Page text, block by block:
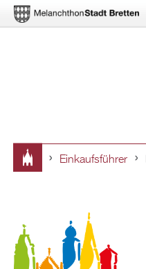
hier
Ein­kaufs­füh­rer